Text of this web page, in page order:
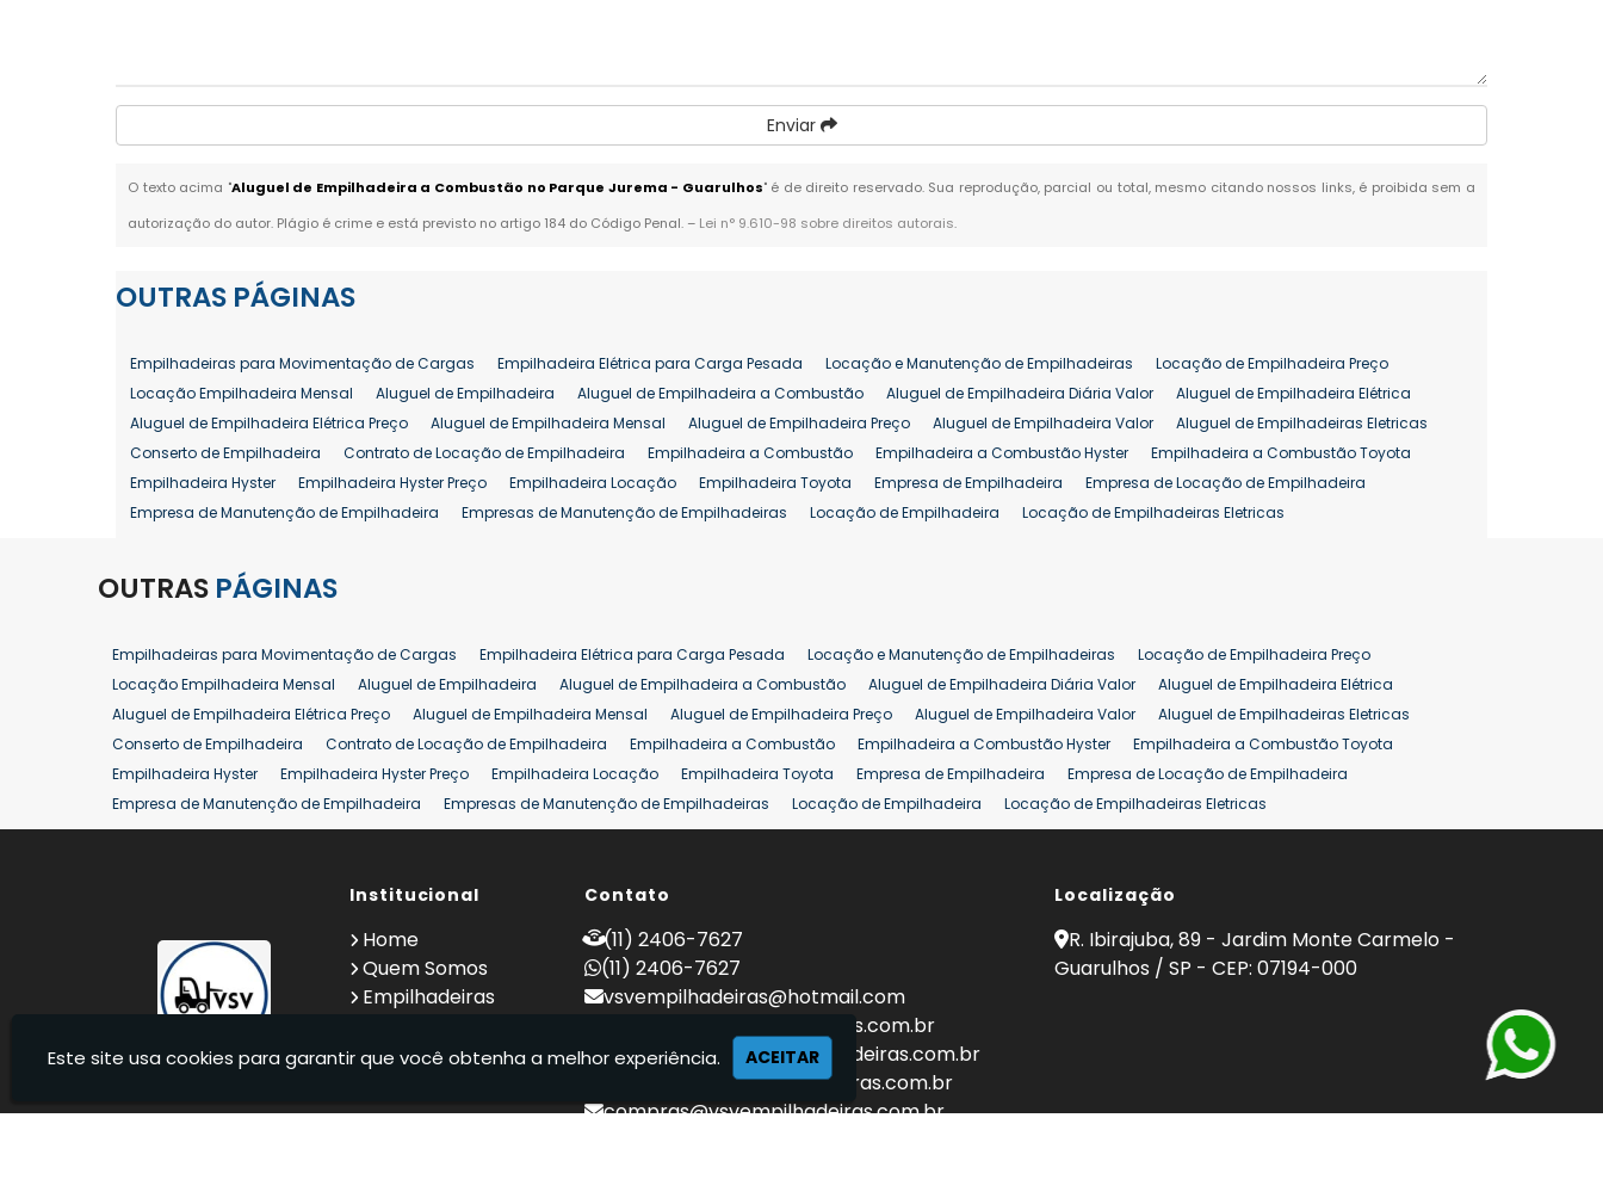
Enviar
O texto acima "Aluguel de Empilhadeira a Combustão no Parque Jurema - Guarulhos" é de direito reservado. Sua reprodução, parcial ou total, mesmo citando nossos links, é proibida sem a
autorização do autor. Plágio é crime e está previsto no artigo 184 do Código Penal. – Lei n° 9.610-98 sobre direitos autorais.
OUTRAS PÁGINAS
Empilhadeiras para Movimentação de Cargas Empilhadeira Elétrica para Carga Pesada Locação e Manutenção de Empilhadeiras
Locação de Empilhadeira Preço
Locação Empilhadeira Mensal
Aluguel de Empilhadeira Aluguel de Empilhadeira a Combustão Aluguel de Empilhadeira Diária Valor
Aluguel de Empilhadeira Elétrica
Aluguel de Empilhadeira Elétrica Preço
Aluguel de Empilhadeira Mensal Aluguel de Empilhadeira Preço Aluguel de Empilhadeira Valor
Aluguel de Empilhadeiras Eletricas
Conserto de Empilhadeira
Contrato de Locação de Empilhadeira Empilhadeira a Combustão Empilhadeira a Combustão Hyster
Empilhadeira a Combustão Toyota
Empilhadeira Hyster
Empilhadeira Hyster Preço Empilhadeira Locação Empilhadeira Toyota Empresa de Empilhadeira
Empresa de Locação de Empilhadeira
Empresa de Manutenção de Empilhadeira
Empresas de Manutenção de Empilhadeiras Locação de Empilhadeira
Locação de Empilhadeiras Eletricas
Manutenção em Empilhadeiras
Reforma de Empilhadeira
Aluguel de Empilhadeira 25 ton
Locação de Empilhadeira 25 ton Comprar Empilhadeira 25 ton Empilhadeira a Combustão 25 ton
Preço de Empilhadeira 25 ton
Venda Empilhadeiras 25 ton
OUTRAS PÁGINAS
Empilhadeiras para Movimentação de Cargas Empilhadeira Elétrica para Carga Pesada Locação e Manutenção de Empilhadeiras
Locação de Empilhadeira Preço
Locação Empilhadeira Mensal
Aluguel de Empilhadeira Aluguel de Empilhadeira a Combustão Aluguel de Empilhadeira Diária Valor
Aluguel de Empilhadeira Elétrica
Aluguel de Empilhadeira Elétrica Preço
Aluguel de Empilhadeira Mensal Aluguel de Empilhadeira Preço Aluguel de Empilhadeira Valor
Aluguel de Empilhadeiras Eletricas
Conserto de Empilhadeira
Contrato de Locação de Empilhadeira Empilhadeira a Combustão Empilhadeira a Combustão Hyster
Empilhadeira a Combustão Toyota
Empilhadeira Hyster
Empilhadeira Hyster Preço Empilhadeira Locação Empilhadeira Toyota Empresa de Empilhadeira
Empresa de Locação de Empilhadeira
Empresa de Manutenção de Empilhadeira
Empresas de Manutenção de Empilhadeiras Locação de Empilhadeira
Locação de Empilhadeiras Eletricas
Locação Empilhadeira Hyster
Locação Empilhadeira para Hipermercados Locação Empilhadeira para Mercados
Manutenção de Empilhadeiras
Comprar Empilhadeira Comprar Empilhadeira Elétrica Comprar Empilhadeira Hyster
Locação de Empilhadeira 25 ton
Comprar Empilhadeira 25 ton Empilhadeira a Combustão 25 ton Preço de Empilhadeira 25 ton Venda Empilhadeiras 25 ton
Institucional
Home
Quem Somos
Empilhadeiras
Informações
Contato
(11) 2406-7627
(11) 2406-7627
vsvempilhadeiras@hotmail.com
locacao@vsvempilhadeiras.com.br
manutencao@vsvempilhadeiras.com.br
financeiro@vsvempilhadeiras.com.br
compras@vsvempilhadeiras.com.br
Localização
R. Ibirajuba, 89 - Jardim Monte Carmelo -
Guarulhos / SP - CEP: 07194-000
Este site usa cookies para garantir que você obtenha a melhor experiência. ACEITAR